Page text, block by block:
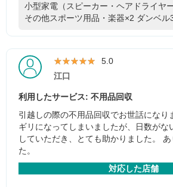
小型家電（スピーカー・ヘアドライヤ
その他スポーツ用品・楽器×2 ダンベル
★★★★★
★★★★★ 5.0
江口
利用したサービス: 不用品回収
引越しの際の不用品回収でお世話になり
ギリになってしまいましたが、日数がな
していただき、とても助かりました。
た。
対応した店舗